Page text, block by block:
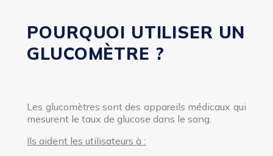
POURQUOI UTILISER UN
GLUCOMÈTRE ?
Les glucomètres sont des appareils médicaux qui
mesurent le taux de glucose dans le sang.
Ils aident les utilisateurs à :